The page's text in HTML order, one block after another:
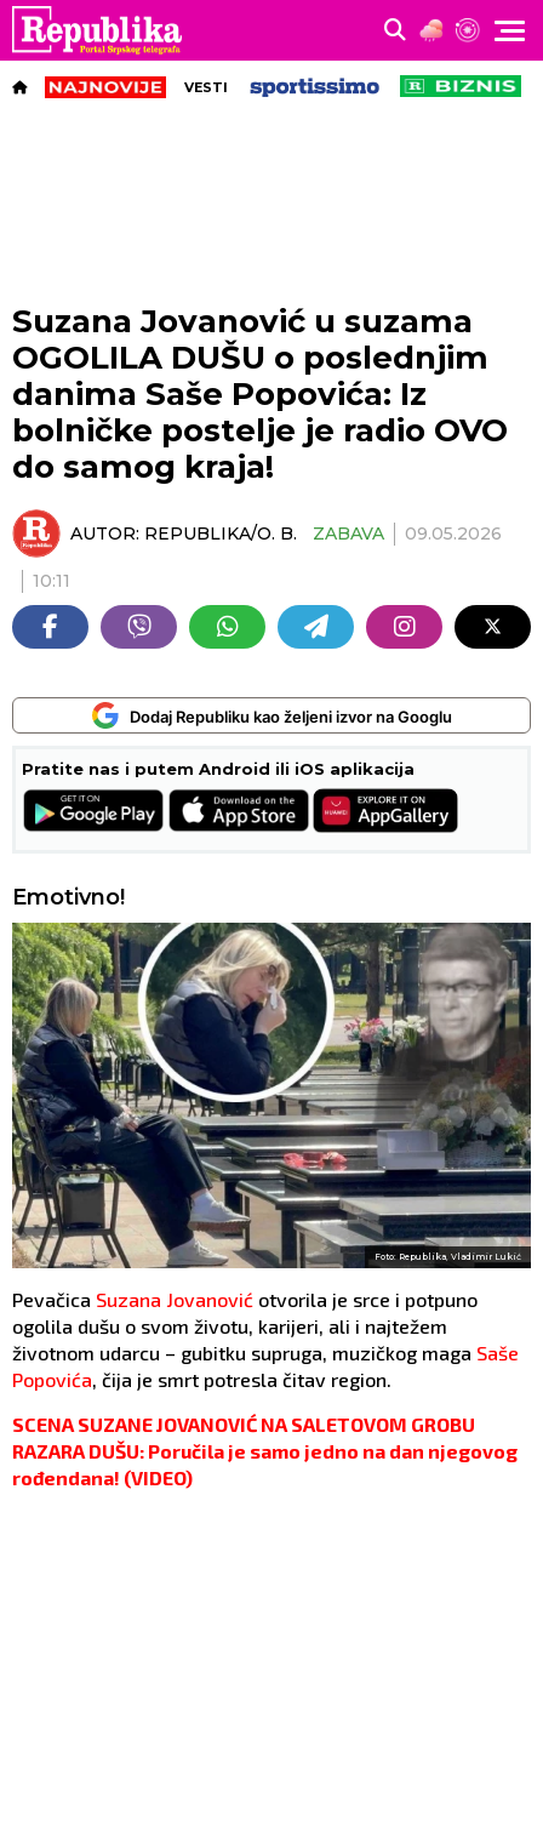
VESTI
Suzana Jovanović u suzama
OGOLILA DUŠU o poslednjim
danima Saše Popovića: Iz
bolničke postelje je radio OVO
do samog kraja!
AUTOR: REPUBLIKA/O. B. ZABAVA 09.05.2026
10:11
Dodaj Republiku kao željeni izvor na Googlu
Pratite nas i putem Android ili iOS aplikacija
Emotivno!
Foto: Republika, Vladimir Lukić
Pevačica Suzana Jovanović otvorila je srce i potpuno
ogolila dušu o svom životu, karijeri, ali i najtežem
životnom udarcu – gubitku supruga, muzičkog maga Saše
Popovića, čija je smrt potresla čitav region.
SCENA SUZANE JOVANOVIĆ NA SALETOVOM GROBU
RAZARA DUŠU: Poručila je samo jedno na dan njegovog
rođendana! (VIDEO)